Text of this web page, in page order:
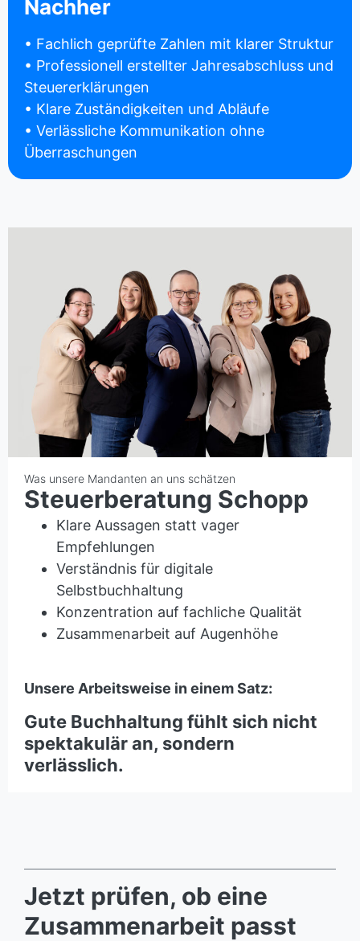
Nachher
• Fachlich geprüfte Zahlen mit klarer Struktur
• Professionell erstellter Jahresabschluss und
Steuererklärungen
• Klare Zuständigkeiten und Abläufe
• Verlässliche Kommunikation ohne
Überraschungen
Was unsere Mandanten an uns schätzen
Steuerberatung Schopp
Klare Aussagen statt vager
Empfehlungen
Verständnis für digitale
Selbstbuchhaltung
Konzentration auf fachliche Qualität
Zusammenarbeit auf Augenhöhe
Unsere Arbeitsweise in einem Satz:
Gute Buchhaltung fühlt sich nicht
spektakulär an, sondern
verlässlich.
Jetzt prüfen, ob eine
Zusammenarbeit passt